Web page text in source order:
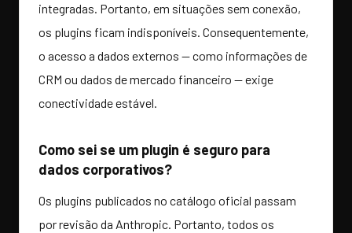
integradas. Portanto, em situações sem conexão,
os plugins ficam indisponíveis. Consequentemente,
o acesso a dados externos — como informações de
CRM ou dados de mercado financeiro — exige
conectividade estável.
Como sei se um plugin é seguro para
dados corporativos?
Os plugins publicados no catálogo oficial passam
por revisão da Anthropic. Portanto, todos os